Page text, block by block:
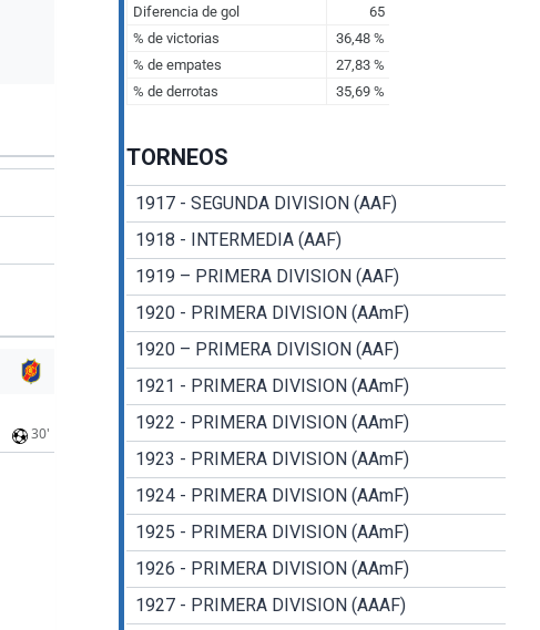
30'
TORNEOS
1917 - SEGUNDA DIVISION (AAF)
1918 - INTERMEDIA (AAF)
1919 – PRIMERA DIVISION (AAF)
1920 - PRIMERA DIVISION (AAmF)
1920 – PRIMERA DIVISION (AAF)
1921 - PRIMERA DIVISION (AAmF)
1922 - PRIMERA DIVISION (AAmF)
1923 - PRIMERA DIVISION (AAmF)
1924 - PRIMERA DIVISION (AAmF)
1925 - PRIMERA DIVISION (AAmF)
1926 - PRIMERA DIVISION (AAmF)
1927 - PRIMERA DIVISION (AAAF)